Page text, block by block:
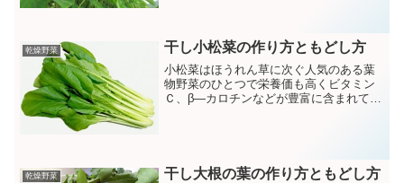
で生のものはアク抜きをして和え物や酢
物などにし、干したものは煮物などにし
て食べられています。
乾燥野菜 干し小松菜の作り方ともどし方
小松菜はほうれん草に次ぐ人気のある葉
物野菜のひとつで栄養価も高くビタミン
Ｃ、β―カロチンなどが豊富に含まれてお
乾燥野菜 干し大根の葉の作り方ともどし方